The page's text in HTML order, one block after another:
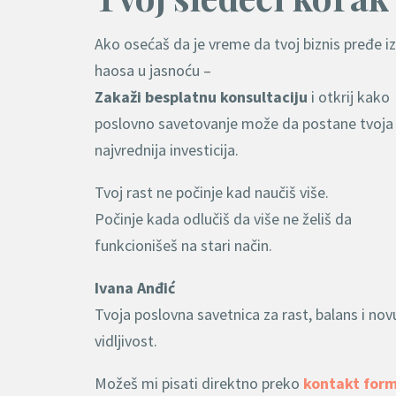
Ako osećaš da je vreme da tvoj biznis pređe iz
haosa u jasnoću –
Zakaži besplatnu konsultaciju i otkrij kako
poslovno savetovanje može da postane tvoja
najvrednija investicija.
Tvoj rast ne počinje kad naučiš više.
Počinje kada odlučiš da više ne želiš da
funkcionišeš na stari način.
Ivana Anđić
Tvoja poslovna savetnica za rast, balans i
vidljivost.
Možeš mi pisati direktno preko kontakt